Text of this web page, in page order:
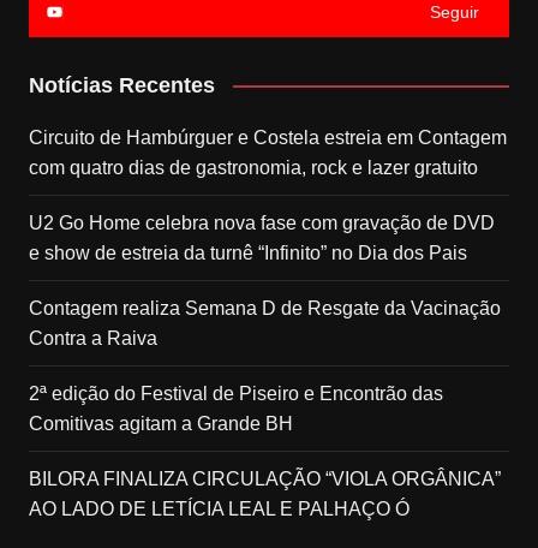
Seguir
Notícias Recentes
Circuito de Hambúrguer e Costela estreia em Contagem
com quatro dias de gastronomia, rock e lazer gratuito
U2 Go Home celebra nova fase com gravação de DVD
e show de estreia da turnê “Infinito” no Dia dos Pais
Contagem realiza Semana D de Resgate da Vacinação
Contra a Raiva
2ª edição do Festival de Piseiro e Encontrão das
Comitivas agitam a Grande BH
BILORA FINALIZA CIRCULAÇÃO “VIOLA ORGÂNICA”
AO LADO DE LETÍCIA LEAL E PALHAÇO Ó